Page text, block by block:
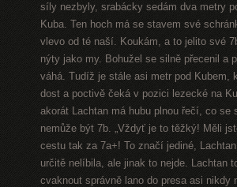
síly nezbyly, srabácky sedám dva metry
Kuba. Ten hoch má se stavem své
vlevo od té naší. Koukám, a to jelito své
nýty jako my. Bohužel se silně přecenil a
váhá. Tudíž je stále asi metr pod Kubem,
dost a poctivě čeká v pozici lezecké na
akorát Lachtan má hubu plnou řečí, co
nemůže být 7b. „Vždyť je to těžký! Měli
cestu tak za 7a+! To značí jediné,
určitě nelíbila, ale jinak to nejde. Lachtan
cvaknout správně lano do presa asi nikdy